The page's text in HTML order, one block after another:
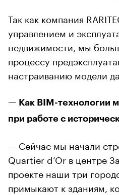
Так как компания
управлением и
недвижимости, мы
процессу
настраиванию модели
— Как BIM-технологии
при работе с
— Сейчас мы начали
Quartier d’Or в центре
проекте наши три
примыкают к зданиям,